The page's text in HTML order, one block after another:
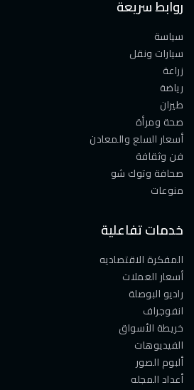
روابط سريعة
سياسة
سيارات ونقل
زراعة
رياضة
طيران
صحة ومرأة
أسعار السلع والمعادن
فن وثقافة
صحافة وتوك شو
منوعات
خدمات تفاعلية
المفكرة الاقتصاديه
أسعار العملات
راديو البوصلة
انفوجراف
خريطة الأسواق
الفيديوهات
ألبوم الصور
أعداد المجله